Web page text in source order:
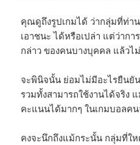
คุณดูถึงรูปเกมได้ ว่ากลุ่มที่ท่า
เอาชนะ ได้หรือเปล่า แต่ว่าก
กล่าว ของคนบางบุคคล แล้วไ
จะพินิจนั้น ย่อมไม่มีอะไรยืนยั
รวมทั้งสามารถใช้งานได้จริง
คะแนนได้มากๆ ในเกมบอลค
คงจะนึกถึงแม้กระนั้น กลุ่มที่ใ